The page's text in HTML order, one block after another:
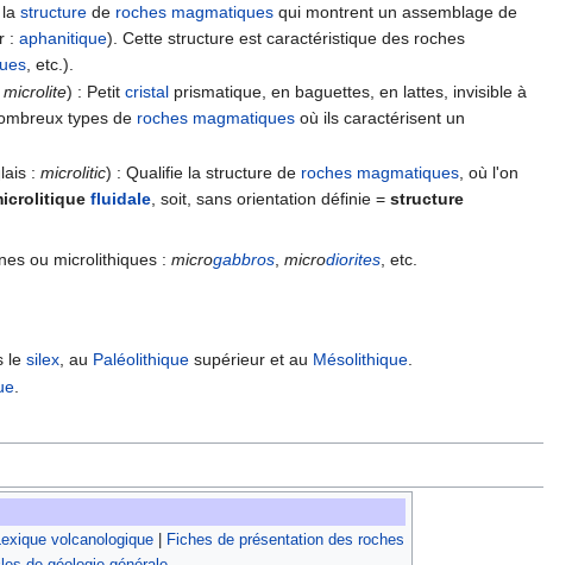
lastructure de roches magmatiques qui montrent un assemblage de
:aphanitique). Cette structure est caractéristique des roches
, etc.).
microlite) : Petitcristal prismatique, en baguettes, en lattes, invisible à
types de roches magmatiques où ils caractérisent un
:microlitic) : Qualifie la structure de roches magmatiques , où l'on
fluidale , soit, sans orientation définie =structure
ou microlithiques : microgabbros microdiorites , etc.
lesilex , au Paléolithique supérieur et au Mésolithique
.
volcanologique|
Fiches de présentation des roches